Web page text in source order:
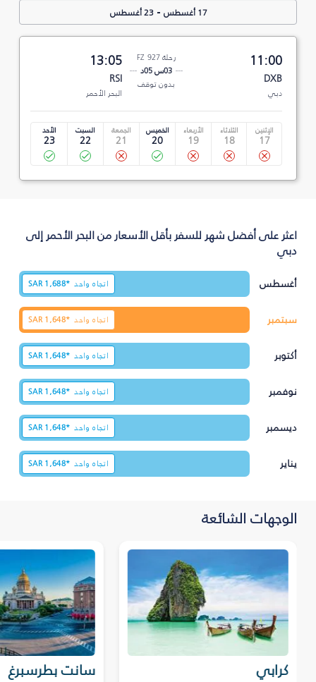
17 أغسطس -23 أغسطس
11:00
DXB
دبي
رحلة FZ 927
03س 05د
بدون توقف
13:05
RSI
البحر الأحمر
الإثنين
17
الثلاثاء
18
الأربعاء
19
الخميس
20
الجمعة
21
السبت
22
الأحد
23
اعثر على أفضل شهر للسفر بأقل الأسعار من البحر الأحمر إلى
دبي
أغسطس اتجاه واحد SAR 1,688*
سبتمبر اتجاه واحد SAR 1,648*
أكتوبر اتجاه واحد SAR 1,648*
نوفمبر اتجاه واحد SAR 1,648*
ديسمبر اتجاه واحد SAR 1,648*
يناير اتجاه واحد SAR 1,648*
الوجهات الشائعة
سانت بطرسبرغ كرابي